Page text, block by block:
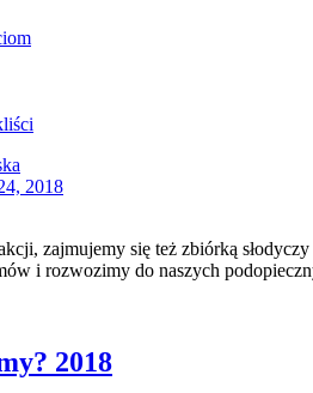
2018
zajmujemy się też zbiórką
i rozwozimy do naszych
2018